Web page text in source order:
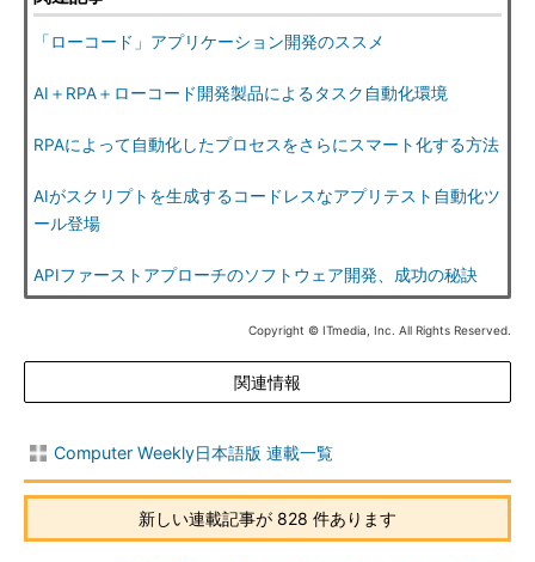
「ローコード」アプリケーション開発のススメ
AI＋RPA＋ローコード開発製品によるタスク自動化環境
RPAによって自動化したプロセスをさらにスマート化する方法
AIがスクリプトを生成するコードレスなアプリテスト自動化ツ
ール登場
APIファーストアプローチのソフトウェア開発、成功の秘訣
Copyright © ITmedia, Inc. All Rights Reserved.
関連情報
Computer Weekly日本語版 連載一覧
新しい連載記事が 828 件あります